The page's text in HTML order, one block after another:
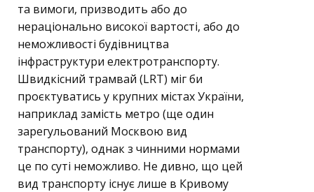
та вимоги, призводить або до
нераціонально високої вартості, або до
неможливості будівництва
інфраструктури електротранспорту.
Швидкісний трамвай (LRT) міг би
проєктуватись у крупних містах України,
наприклад замість метро (ще один
зарегульований Москвою вид
транспорту), однак з чинними нормами
це по суті неможливо. Не дивно, що цей
вид транспорту існує лише в Кривому